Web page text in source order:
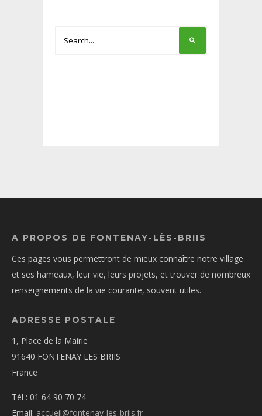
A PROPOS DE FONTENAY-LÈS-BRIIS
Ces pages vous permettront de mieux connaître notre village
et ses hameaux, leur vie, leurs projets, et trouver de nombreux
renseignements de la vie courante, souvent utiles.
ADRESSE POSTALE
1, Place de la Mairie
91640 FONTENAY LES BRIIS
France
Tél : 01 64 90 70 74
Email: accueil@fontenay-les-briis.fr